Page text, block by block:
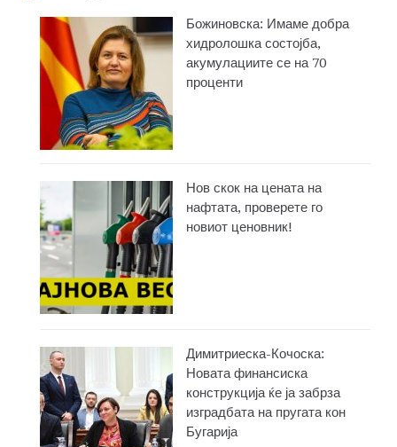
Божиновска: Имаме добра
хидролошка состојба,
акумулациите се на 70
проценти
Нов скок на цената на
нафтата, проверете го
новиот ценовник!
Димитриеска-Кочоска:
Новата финансиска
конструкција ќе ја забрза
изградбата на пругата кон
Бугарија